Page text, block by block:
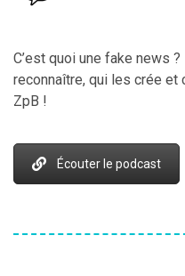
C’est quoi une fake news
reconnaître, qui les crée et
ZpB !
Écouter le podcast